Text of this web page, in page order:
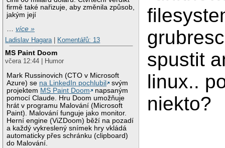
firmě také nařizuje, aby změnila způsob,
jakým její
…více »
Ladislav Hagara
Komentářů: 13
MS Paint Doom
včera 12:44 | Humor
Mark Russinovich (CTO v Microsoft
Azure) se na LinkedIn pochlubil
svým
projektem MS Paint Doom
napsaným
pomocí Claude. Hru Doom umožňuje
hrát v programu Malování (Microsoft
Paint). Malování funguje jako monitor.
Herní engine (ViZDoom) běží na pozadí
a každý vykreslený snímek hry vkládá
automaticky přes schránku (clipboard)
do Malování.
spustit
linux..
niekto?